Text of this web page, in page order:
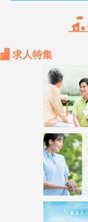
求人特集